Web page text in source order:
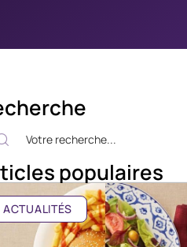
populaires
ACTUALITÉS